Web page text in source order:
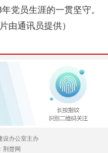
党员生涯的一贯坚守。
由通讯员提供）
设办公室主办
荆楚网